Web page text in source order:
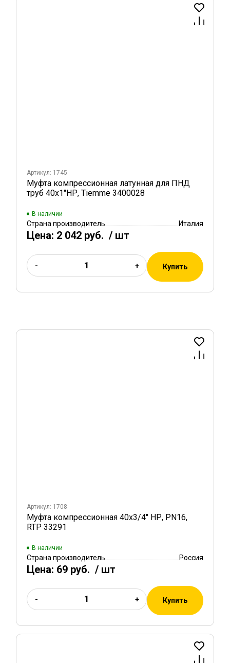
Артикул: 1745
Муфта компрессионная латунная для ПНД
труб 40х1"НР, Tiemme 3400028
В наличии
Страна производитель Италия
Цена: 2 042 руб. / шт
- + Купить
Артикул: 1708
Муфта компрессионная 40х3/4" НР, PN16,
RTP 33291
В наличии
Страна производитель Россия
Цена: 69 руб. / шт
- + Купить